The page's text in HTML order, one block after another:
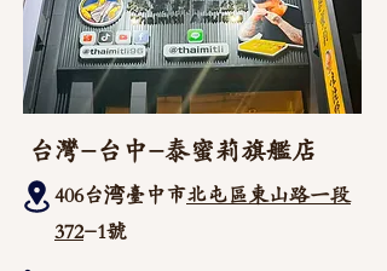
台灣-台中-泰蜜莉旗艦店
406台湾臺中市北屯區東山路一段
372-1號